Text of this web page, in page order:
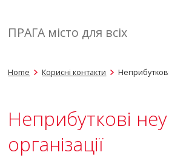
ПРАГА місто для всіх
Home Корисні контакти
Нeприбуткові
oрганізації